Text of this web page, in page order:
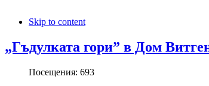
Skip to content
„Гъдулката гори” в Дом
Посещения: 693